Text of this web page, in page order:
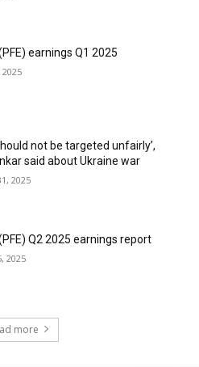
earnings Q1 2025
not be targeted unfairly’,
said about Ukraine war
2025
Q2 2025 earnings report
2025
more